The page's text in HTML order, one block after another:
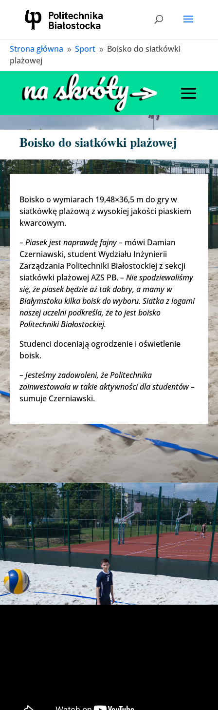
Strona główna 9 Sport 9 Boisko do siatkówki
plażowej
Boisko do siatkówki plażowej
Boisko o wymiarach 19,48×36,5 m do gry w
siatkówkę plażową z wysokiej jakości piaskiem
kwarcowym.
– Piasek jest naprawdę fajny – mówi Damian
Czerniawski, student Wydziału Inżynierii
Zarządzania Politechniki Białostockiej z sekcji
siatkówki plażowej AZS PB.– Nie spodziewaliśmy
się, że piasek będzie aż tak dobry, a mamy w
Białymstoku kilka boisk do wyboru. Siatka z logami
naszej uczelni podkreśla, że to jest boisko
Politechniki Białostockiej.
Studenci doceniają ogrodzenie i oświetlenie
boisk.
– Jesteśmy zadowoleni, że Politechnika
zainwestowała w takie aktywności dla studentów –
sumuje Czerniawski.